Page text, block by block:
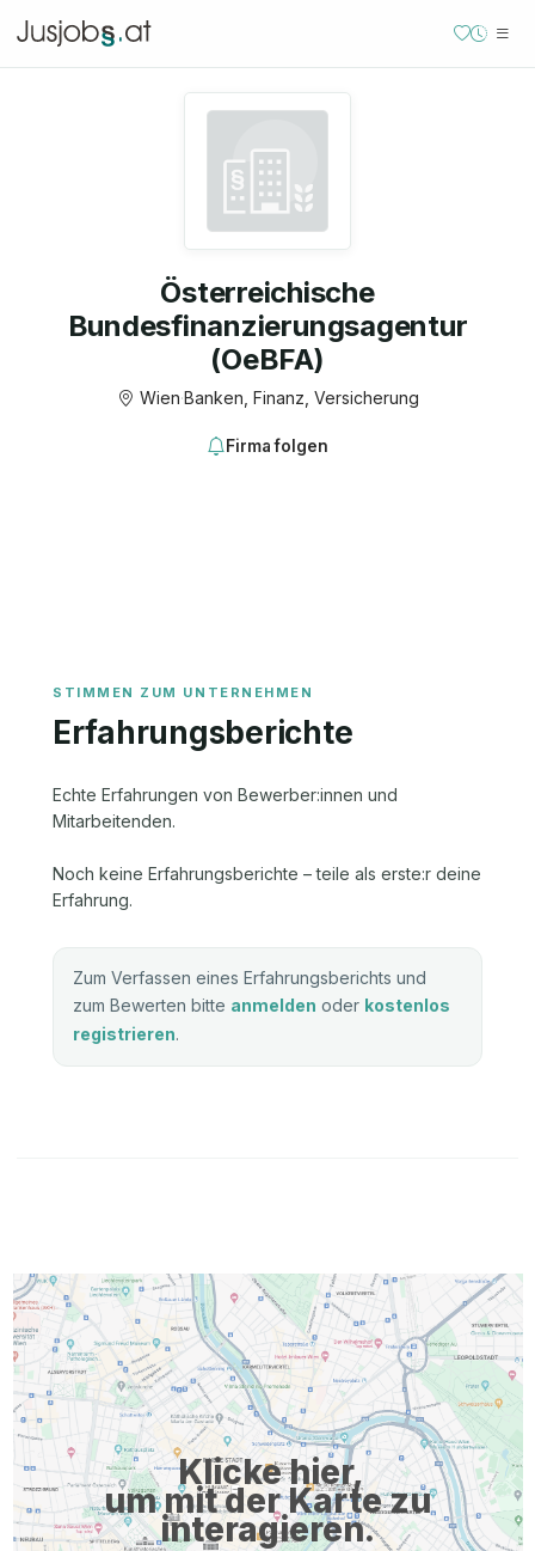
Österreichische
Bundesfinanzierungsagentur
(OeBFA)
Wien·Banken, Finanz, Versicherung
Firma folgen
Erfahrungsberichte
Echte Erfahrungen von Bewerber:innen und
Mitarbeitenden.
Noch keine Erfahrungsberichte – teile als erste:r deine
Erfahrung.
Zum Verfassen eines Erfahrungsberichts und
zum Bewerten bitte anmelden oder kostenlos
registrieren.
Klicke hier,
um mit der Karte zu
interagieren.